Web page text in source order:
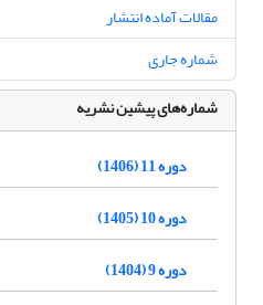
مقالات آماده انتشار
شماره جاری
شماره‌های پیشین نشریه
دوره 11 (1406)
دوره 10 (1405)
دوره 9 (1404)